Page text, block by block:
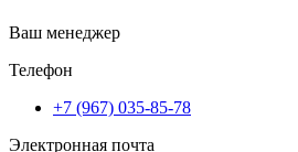
Ваш менеджер
Телефон
+7 (967) 035-85-78
Электронная почта